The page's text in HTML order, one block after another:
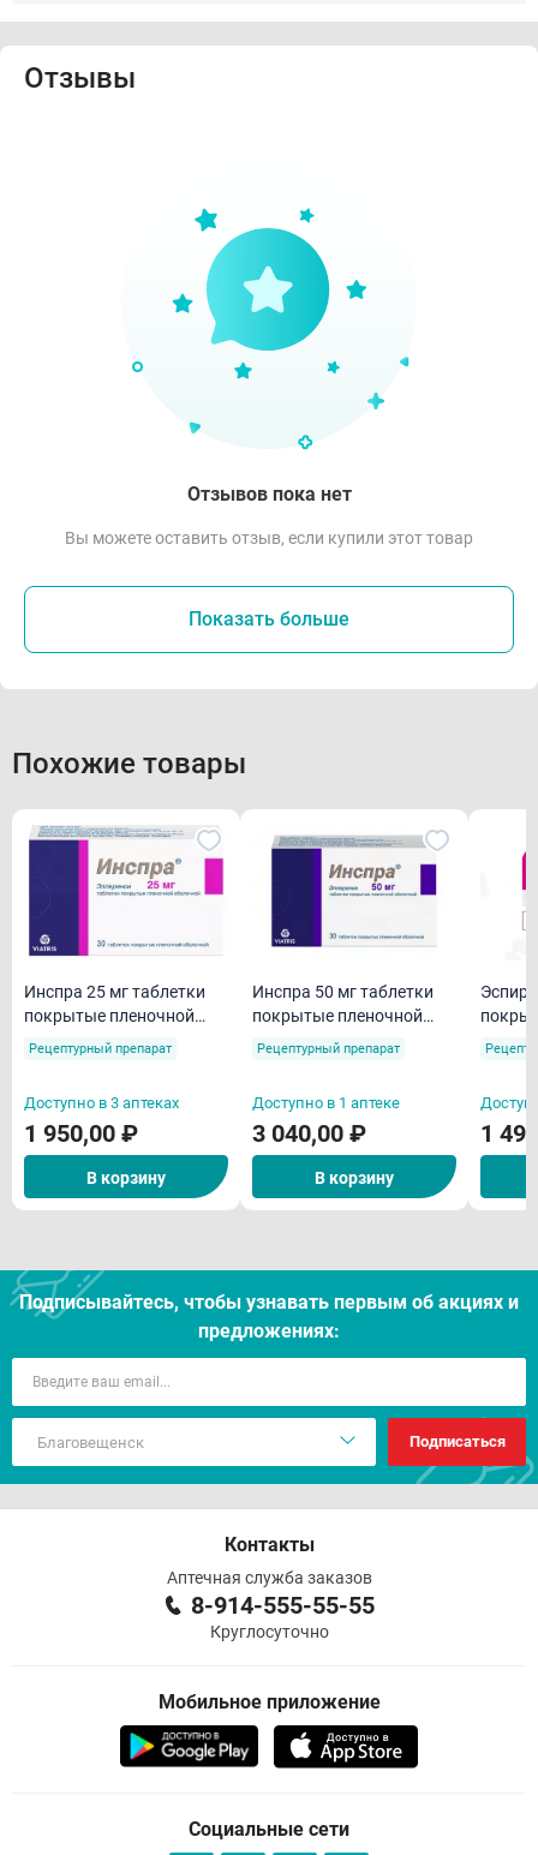
Отзывы
Отзывов пока нет
Вы можете оставить отзыв, если купили этот товар
Показать больше
Похожие товары
Инспра 25 мг таблетки
покрытые пленочной
оболочкой N30
Рецептурный препарат
Доступно в 3 аптеках
1 950,00 ₽
В корзину
Инспра 50 мг таблетки
покрытые пленочной
оболочкой N30
Рецептурный препарат
Доступно в 1 аптеке
3 040,00 ₽
В корзину
1
Подписывайтесь, чтобы узнавать первым об акцияx и
предложениях:
Подписаться
Контакты
Аптечная служба заказов
8-914-555-55-55
Круглосуточно
Мобильное приложение
Социальные сети